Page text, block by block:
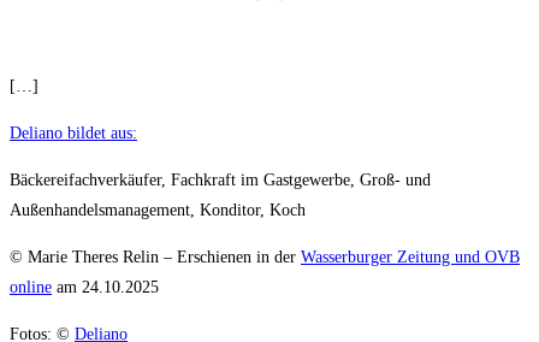
[…]
Deliano bildet aus:
Bäckereifachverkäufer, Fachkraft im Gastgewerbe, Groß- und
Außenhandelsmanagement, Konditor, Koch
© Marie Theres Relin – Erschienen in der Wasserburger Zeitung und OVB
online am 24.10.2025
Fotos: © Deliano